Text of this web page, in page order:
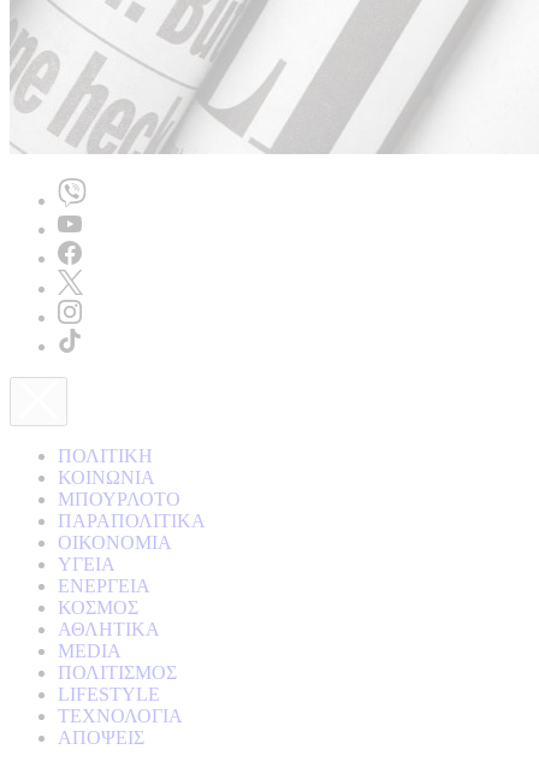
ΠΟΛΙΤΙΚΗ
ΚΟΙΝΩΝΙΑ
ΜΠΟΥΡΛΟΤΟ
ΠΑΡΑΠΟΛΙΤΙΚΑ
ΟΙΚΟΝΟΜΙΑ
ΥΓΕΙΑ
ΕΝΕΡΓΕΙΑ
ΚΟΣΜΟΣ
ΑΘΛΗΤΙΚΑ
MEDIA
ΠΟΛΙΤΙΣΜΟΣ
LIFESTYLE
ΤΕΧΝΟΛΟΓΙΑ
ΑΠΟΨΕΙΣ